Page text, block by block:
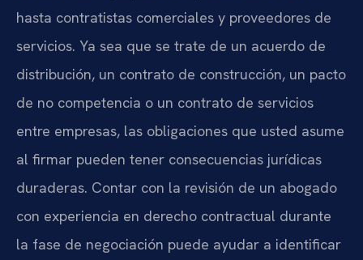
hasta contratistas comerciales y proveedores de
servicios. Ya sea que se trate de un acuerdo de
distribución, un contrato de construcción, un pacto
de no competencia o un contrato de servicios
entre empresas, las obligaciones que usted asume
al firmar pueden tener consecuencias jurídicas
duraderas. Contar con la revisión de un abogado
con experiencia en derecho contractual durante
la fase de negociación puede ayudar a identificar